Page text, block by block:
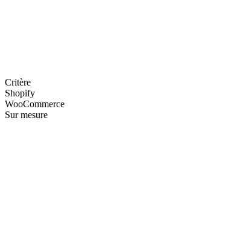
Critère
Shopify
WooCommerce
Sur mesure